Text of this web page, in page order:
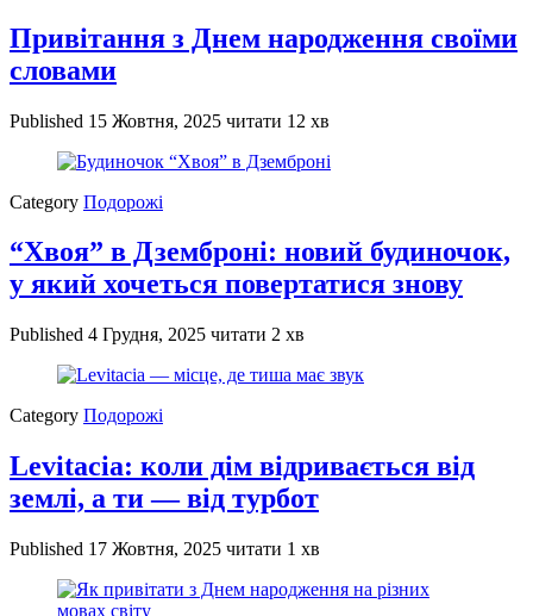
Привітання з Днем народження своїми
словами
Published 15 Жовтня, 2025 читати 12 хв
Category Подорожі
“Хвоя” в Дземброні: новий будиночок,
у який хочеться повертатися знову
Published 4 Грудня, 2025 читати 2 хв
Category Подорожі
Levitacia: коли дім відривається від
землі, а ти — від турбот
Published 17 Жовтня, 2025 читати 1 хв